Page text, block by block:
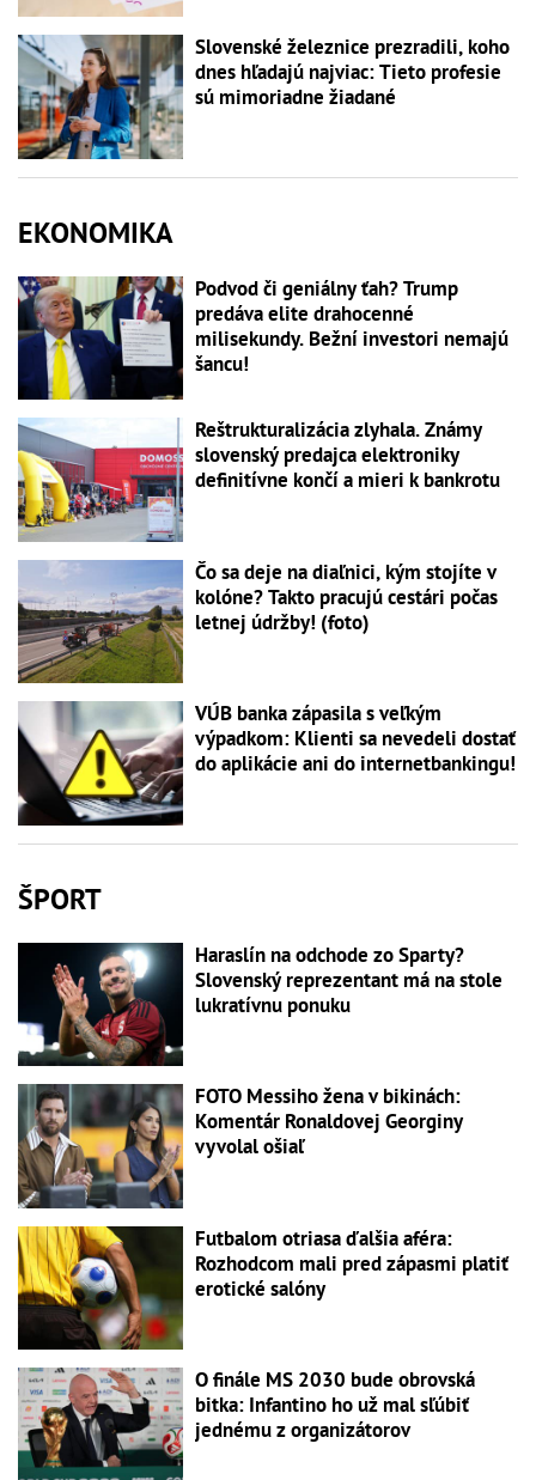
Slovenské železnice prezradili, koho
dnes hľadajú najviac: Tieto profesie
sú mimoriadne žiadané
EKONOMIKA
Podvod či geniálny ťah? Trump
predáva elite drahocenné
milisekundy. Bežní investori nemajú
šancu!
Reštrukturalizácia zlyhala. Známy
slovenský predajca elektroniky
definitívne končí a mieri k bankrotu
Čo sa deje na diaľnici, kým stojíte v
kolóne? Takto pracujú cestári počas
letnej údržby! (foto)
VÚB banka zápasila s veľkým
výpadkom: Klienti sa nevedeli dostať
do aplikácie ani do internetbankingu!
ŠPORT
Haraslín na odchode zo Sparty?
Slovenský reprezentant má na stole
lukratívnu ponuku
FOTO Messiho žena v bikinách:
Komentár Ronaldovej Georginy
vyvolal ošiaľ
Futbalom otriasa ďalšia aféra:
Rozhodcom mali pred zápasmi platiť
erotické salóny
O finále MS 2030 bude obrovská
bitka: Infantino ho už mal sľúbiť
jednému z organizátorov